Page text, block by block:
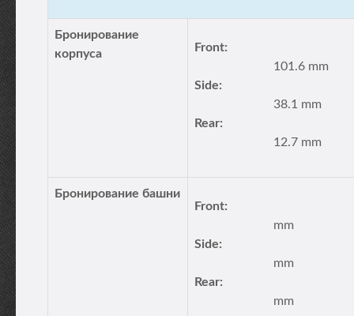
Бронирование
корпуса
Front:
101.6 mm
Side:
38.1 mm
Rear:
12.7 mm
Бронирование башни
Front:
mm
Side:
mm
Rear:
mm